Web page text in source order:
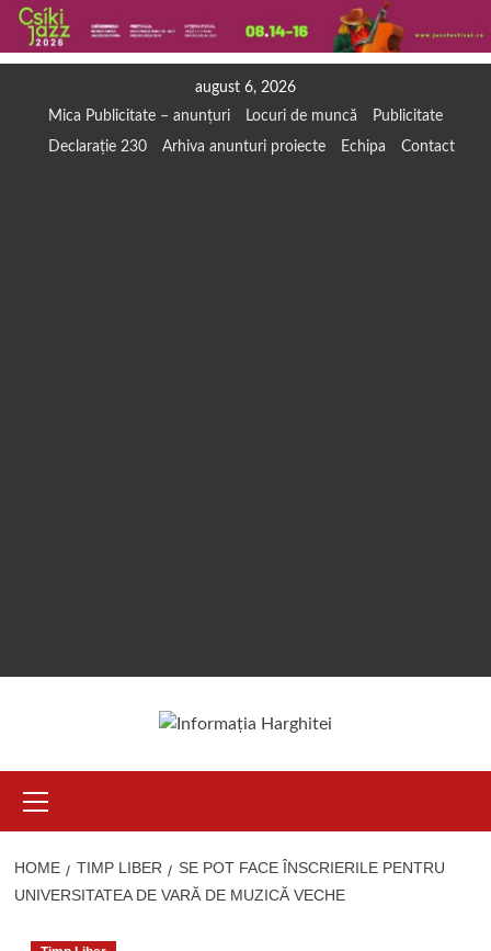
august 6, 2026
Mica Publicitate – anunțuri
Locuri de muncă
Publicitate
Declarație 230
Arhiva anunturi proiecte Echipa Contact
Menu
HOME TIMP LIBER
SE POT FACE ÎNSCRIERILE PENTRU
UNIVERSITATEA DE VARĂ DE MUZICĂ VECHE